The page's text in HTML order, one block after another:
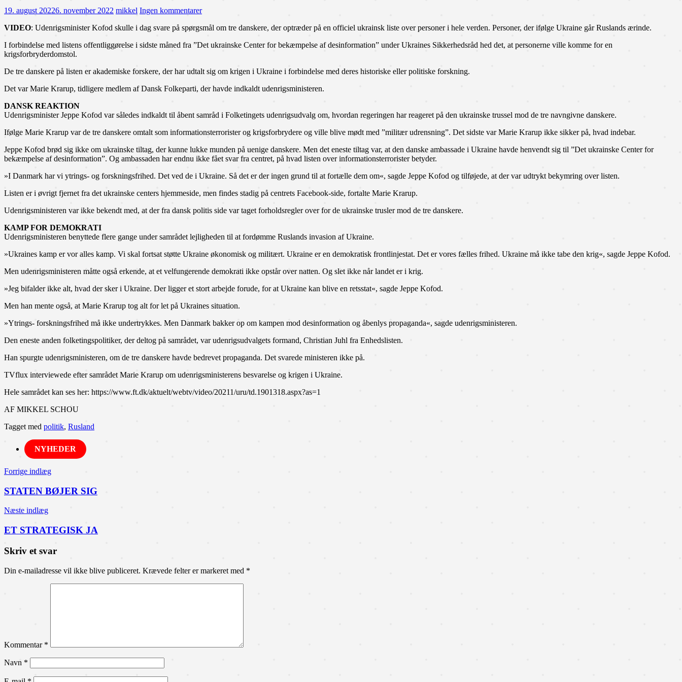
19. august 20226. november 2022 mikkel Ingen kommentarer
VIDEO: Udenrigsminister Kofod skulle i dag svare på spørgsmål om tre danskere, der optræder på en officiel ukrainsk liste over personer i hele verden. Personer, der ifølge Ukraine går Ruslands ærinde.
I forbindelse med listens offentliggørelse i sidste måned fra ”Det ukrainske Center for bekæmpelse af desinformation” under Ukraines Sikkerhedsråd hed det, at personerne ville komme for en
krigsforbryderdomstol.
De tre danskere på listen er akademiske forskere, der har udtalt sig om krigen i Ukraine i forbindelse med deres historiske eller politiske forskning.
Det var Marie Krarup, tidligere medlem af Dansk Folkeparti, der havde indkaldt udenrigsministeren.
DANSK REAKTION
Udenrigsminister Jeppe Kofod var således indkaldt til åbent samråd i Folketingets udenrigsudvalg om, hvordan regeringen har reageret på den ukrainske trussel mod de tre navngivne danskere.
Ifølge Marie Krarup var de tre danskere omtalt som informationsterrorister og krigsforbrydere og ville blive mødt med ”militær udrensning”. Det sidste var Marie Krarup ikke sikker på, hvad indebar.
Jeppe Kofod brød sig ikke om ukrainske tiltag, der kunne lukke munden på uenige danskere. Men det eneste tiltag var, at den danske ambassade i Ukraine havde henvendt sig til ”Det ukrainske Center for
bekæmpelse af desinformation”. Og ambassaden har endnu ikke fået svar fra centret, på hvad listen over informationsterrorister betyder.
»I Danmark har vi ytrings- og forskningsfrihed. Det ved de i Ukraine. Så det er der ingen grund til at fortælle dem om«, sagde Jeppe Kofod og tilføjede, at der var udtrykt bekymring over listen.
Listen er i øvrigt fjernet fra det ukrainske centers hjemmeside, men findes stadig på centrets Facebook-side, fortalte Marie Krarup.
Udenrigsministeren var ikke bekendt med, at der fra dansk politis side var taget forholdsregler over for de ukrainske trusler mod de tre danskere.
KAMP FOR DEMOKRATI
Udenrigsministeren benyttede flere gange under samrådet lejligheden til at fordømme Ruslands invasion af Ukraine.
»Ukraines kamp er vor alles kamp. Vi skal fortsat støtte Ukraine økonomisk og militært. Ukraine er en demokratisk frontlinjestat. Det er vores fælles frihed. Ukraine må ikke tabe den krig«, sagde Jeppe Kofod.
Men udenrigsministeren måtte også erkende, at et velfungerende demokrati ikke opstår over natten. Og slet ikke når landet er i krig.
»Jeg bifalder ikke alt, hvad der sker i Ukraine. Der ligger et stort arbejde forude, for at Ukraine kan blive en retsstat«, sagde Jeppe Kofod.
Men han mente også, at Marie Krarup tog alt for let på Ukraines situation.
»Ytrings- forskningsfrihed må ikke undertrykkes. Men Danmark bakker op om kampen mod desinformation og åbenlys propaganda«, sagde udenrigsministeren.
Den eneste anden folketingspolitiker, der deltog på samrådet, var udenrigsudvalgets formand, Christian Juhl fra Enhedslisten.
Han spurgte udenrigsministeren, om de tre danskere havde bedrevet propaganda. Det svarede ministeren ikke på.
TVflux interviewede efter samrådet Marie Krarup om udenrigsministerens besvarelse og krigen i Ukraine.
Hele samrådet kan ses her: https://www.ft.dk/aktuelt/webtv/video/20211/uru/td.1901318.aspx?as=1
AF MIKKEL SCHOU
Tagget med politik, Rusland
NYHEDER
Indlægsnavigation
Forrige indlæg
STATEN BØJER SIG
Næste indlæg
ET STRATEGISK JA
Skriv et svar
Din e-mailadresse vil ikke blive publiceret. Krævede felter er markeret med *
Kommentar *
Navn *